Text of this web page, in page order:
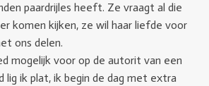
paardrijles heeft. Ze vraagt al die
komen kijken, ze wil haar liefde voor
ons delen.
mogelijk voor op de autorit van een
lig ik plat, ik begin de dag met extra